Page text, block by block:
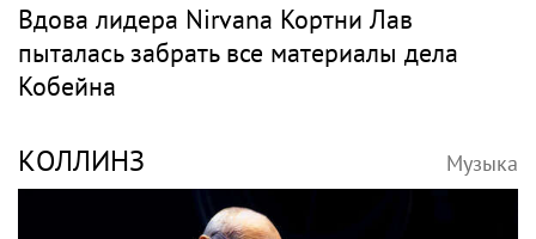
Вдова лидера Nirvana Кортни Лав
пыталась забрать все материалы дела
Кобейна
КОЛЛИНЗ Музыка